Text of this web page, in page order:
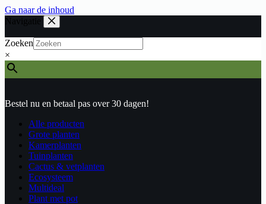
Ga naar de inhoud
Navigatie
Zoeken
×
Bestel nu en betaal pas over 30 dagen!
Alle producten
Grote planten
Kamerplanten
Tuinplanten
Cactus & vetplanten
Ecosysteem
Multideal
Plant met pot